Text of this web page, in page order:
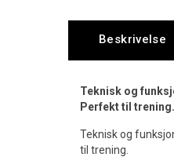
Beskrivelse
Teknisk og
Perfekt til trening.
Teknisk og
til trening.